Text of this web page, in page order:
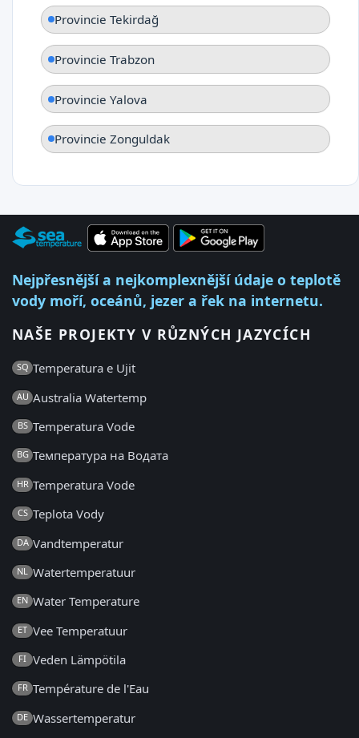
Provincie Tekirdağ
Provincie Trabzon
Provincie Yalova
Provincie Zonguldak
Nejpřesnější a nejkomplexnější údaje o teplotě
vody moří, oceánů, jezer a řek na internetu.
NAŠE PROJEKTY V RŮZNÝCH JAZYCÍCH
SQ Temperatura e Ujit
AU Australia Watertemp
BS Temperatura Vode
BG Температура на Водата
HR Temperatura Vode
CS Teplota Vody
DA Vandtemperatur
NL Watertemperatuur
EN Water Temperature
ET Vee Temperatuur
FI Veden Lämpötila
FR Température de l'Eau
DE Wassertemperatur